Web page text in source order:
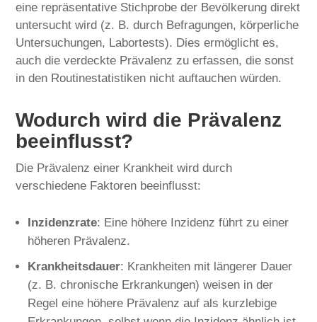
eine repräsentative Stichprobe der Bevölkerung direkt
untersucht wird (z. B. durch Befragungen, körperliche
Untersuchungen, Labortests). Dies ermöglicht es,
auch die verdeckte Prävalenz zu erfassen, die sonst
in den Routinestatistiken nicht auftauchen würden.
Wodurch wird die Prävalenz
beeinflusst?
Die Prävalenz einer Krankheit wird durch
verschiedene Faktoren beeinflusst:
Inzidenzrate: Eine höhere Inzidenz führt zu einer
höheren Prävalenz.
Krankheitsdauer: Krankheiten mit längerer Dauer
(z. B. chronische Erkrankungen) weisen in der
Regel eine höhere Prävalenz auf als kurzlebige